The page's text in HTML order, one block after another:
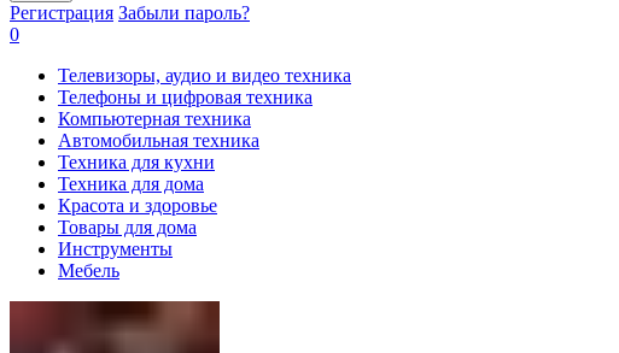
Регистрация Забыли пароль?
0
Телевизоры, аудио и видео техника
Телефоны и цифровая техника
Компьютерная техника
Автомобильная техника
Техника для кухни
Техника для дома
Красота и здоровье
Товары для дома
Инструменты
Мебель